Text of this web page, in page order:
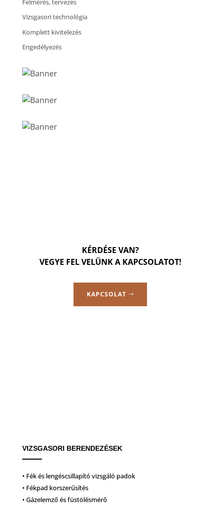
Felmérés, tervezés
Vizsgasori technológia
Komplett kivitelezés
Engedélyezés
KÉRDÉSE VAN?
VEGYE FEL VELÜNK A KAPCSOLATOT!
KAPCSOLAT
VIZSGASORI BERENDEZÉSEK
• Fék és lengéscsillapító vizsgáló padok
• Fékpad korszerűsítés
• Gázelemző és füstölésmérő